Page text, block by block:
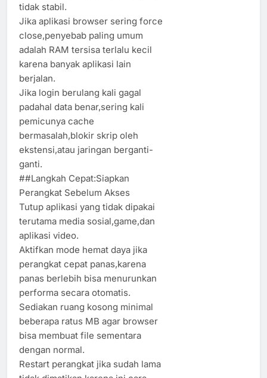
tidak stabil.
Jika aplikasi browser sering force
close,penyebab paling umum
adalah RAM tersisa terlalu kecil
karena banyak aplikasi lain
berjalan.
Jika login berulang kali gagal
padahal data benar,sering kali
pemicunya cache
bermasalah,blokir skrip oleh
ekstensi,atau jaringan berganti-
ganti.
##Langkah Cepat:Siapkan
Perangkat Sebelum Akses
Tutup aplikasi yang tidak dipakai
terutama media sosial,game,dan
aplikasi video.
Aktifkan mode hemat daya jika
perangkat cepat panas,karena
panas berlebih bisa menurunkan
performa secara otomatis.
Sediakan ruang kosong minimal
beberapa ratus MB agar browser
bisa membuat file sementara
dengan normal.
Restart perangkat jika sudah lama